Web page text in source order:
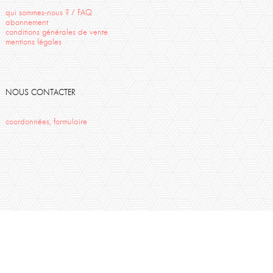
qui sommes-nous ? / FAQ
abonnement
conditions générales de vente
mentions légales
NOUS CONTACTER
coordonnées, formulaire